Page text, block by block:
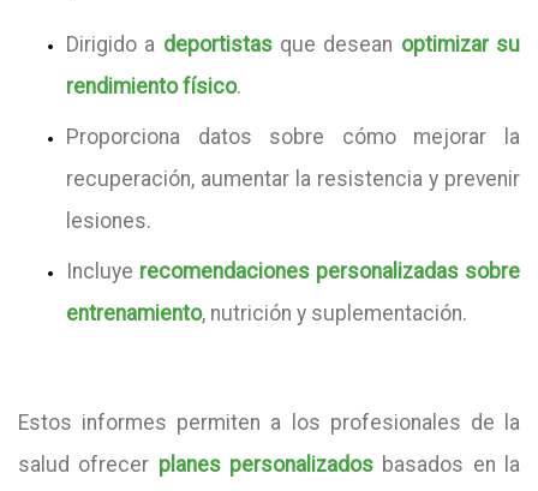
Dirigido a deportistasque desean optimizar su
rendimiento físico.
Proporciona datos sobre cómo mejorar la
recuperación, aumentar la resistencia y prevenir
lesiones.
Incluye recomendaciones personalizadas sobre
entrenamiento, nutrición y suplementación.
Estos informes permiten a los profesionales de la
salud ofrecer planes personalizados basados en la